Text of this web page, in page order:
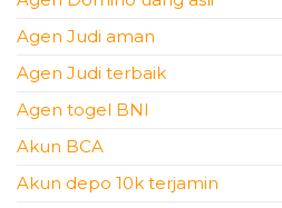
Agen Judi aman
Agen Judi terbaik
Agen togel BNI
Akun BCA
Akun depo 10k terjamin